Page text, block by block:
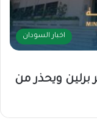
اخبار السودان
برلين ويحذر من